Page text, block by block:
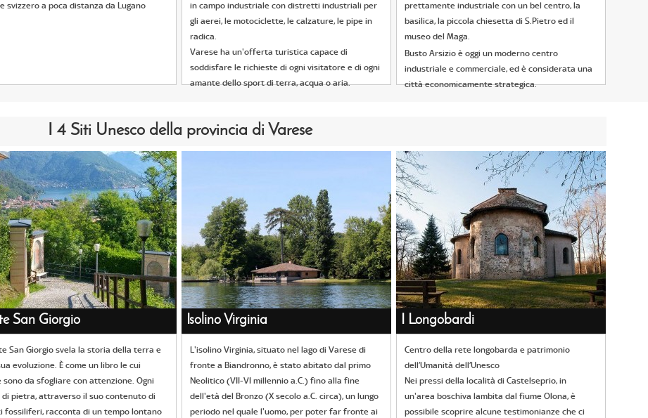
San Giorgio I Longobardi
Isolino Virginia
svizzero a poca distanza da Lugano
in campo industriale con distretti industriali per
gli aerei, le motociclette, le calzature, le pipe in
radica.
Varese ha un'offerta turistica capace di
soddisfare le richieste di ogni visitatore e di ogni
amante dello sport di terra, acqua o aria.
prettamente industriale con un bel centro, la
basilica, la piccola chiesetta di S.Pietro ed il
museo del Maga.
Busto Arsizio è oggi un moderno centro
industriale e commerciale, ed è considerata una
città economicamente strategica.
I 4 Siti Unesco della provincia di Varese
San Giorgio svela la storia della terra e
evoluzione. È come un libro le cui
sono da sfogliare con attenzione. Ogni
pietra, attraverso il suo contenuto di
fossiliferi, racconta di un tempo lontano
L'isolino Virginia, situato nel lago di Varese di
fronte a Biandronno, è stato abitato dal primo
Neolitico (VII-VI millennio a.C.) fino alla fine
dell'età del Bronzo (X secolo a.C. circa), un lungo
periodo nel quale l'uomo, per poter far fronte ai
Centro della rete longobarda e patrimonio
dell’Umanità dell’Unesco
Nei pressi della località di Castelseprio, in
un'area boschiva lambita dal fiume Olona, è
possibile scoprire alcune testimonianze che ci